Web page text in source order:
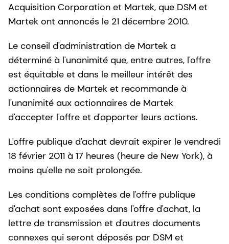
Acquisition Corporation et Martek, que DSM et
Martek ont annoncés le 21 décembre 2010.
Le conseil d'administration de Martek a
déterminé à l'unanimité que, entre autres, l'offre
est équitable et dans le meilleur intérêt des
actionnaires de Martek et recommande à
l'unanimité aux actionnaires de Martek
d'accepter l'offre et d'apporter leurs actions.
L'offre publique d'achat devrait expirer le vendredi
18 février 2011 à 17 heures (heure de New York), à
moins qu'elle ne soit prolongée.
Les conditions complètes de l'offre publique
d'achat sont exposées dans l'offre d'achat, la
lettre de transmission et d'autres documents
connexes qui seront déposés par DSM et